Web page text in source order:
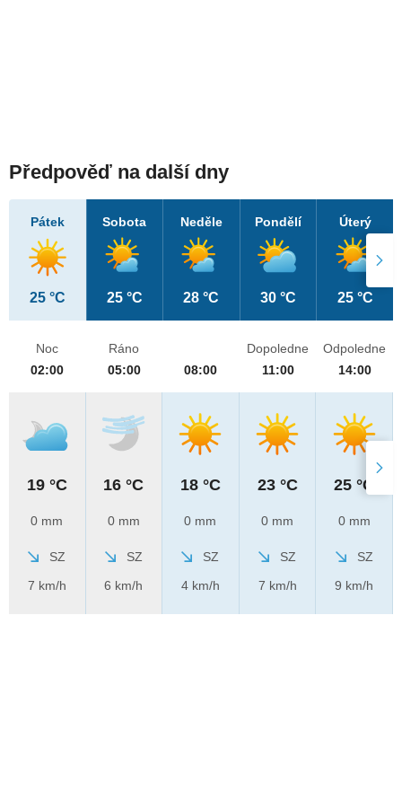
Předpověď na další dny
Pátek
25 °C
Sobota
25 °C
Neděle
28 °C
Pondělí
30 °C
Úterý
25 °C
Noc
02:00
19 °C
0 mm
SZ
7 km/h
Ráno
05:00
16 °C
0 mm
SZ
6 km/h
08:00
18 °C
0 mm
SZ
4 km/h
Dopoledne
11:00
23 °C
0 mm
SZ
7 km/h
Odpoledne
14:00
25 °C
0 mm
SZ
9 km/h